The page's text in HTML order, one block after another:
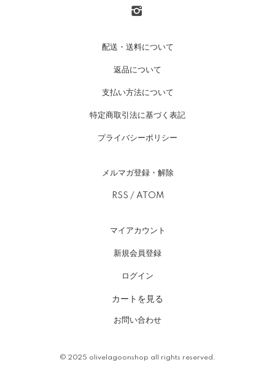
配送・送料について
返品について
支払い方法について
特定商取引法に基づく表記
プライバシーポリシー
メルマガ登録・解除
RSS / ATOM
マイアカウント
新規会員登録
ログイン
カートを見る
お問い合わせ
© 2025 olivelagoonshop all rights reserved.